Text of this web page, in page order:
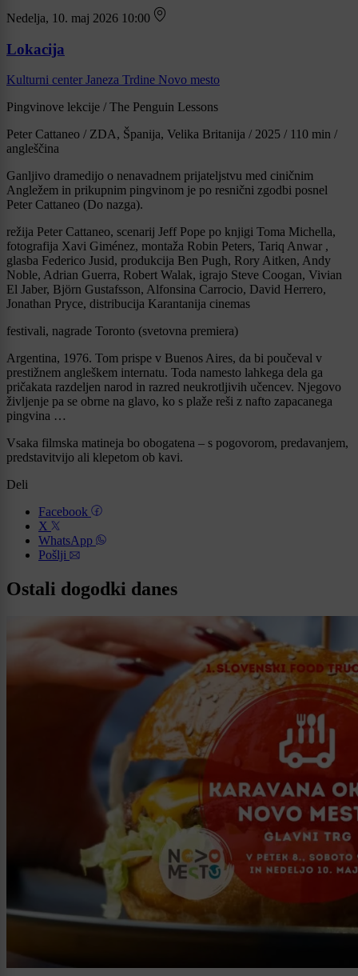
Nedelja, 10. maj 2026 10:00
Lokacija
Kulturni center Janeza Trdine Novo mesto
Pingvinove lekcije / The Penguin Lessons
Peter Cattaneo / ZDA, Španija, Velika Britanija / 2025 / 110 min /
angleščina
Ganljivo dramedijo o nenavadnem prijateljstvu med ciničnim
Angležem in prikupnim pingvinom je po resnični zgodbi posnel
Peter Cattaneo (Do nazga).
režija Peter Cattaneo, scenarij Jeff Pope po knjigi Toma Michella,
fotografija Xavi Giménez, montaža Robin Peters, Tariq Anwar ,
glasba Federico Jusid, produkcija Ben Pugh, Rory Aitken, Andy
Noble, Adrian Guerra, Robert Walak, igrajo Steve Coogan, Vivian
El Jaber, Björn Gustafsson, Alfonsina Carrocio, David Herrero,
Jonathan Pryce, distribucija Karantanija cinemas
festivali, nagrade Toronto (svetovna premiera)
Argentina, 1976. Tom prispe v Buenos Aires, da bi poučeval v
prestižnem angleškem internatu. Toda namesto lahkega dela ga
pričakata razdeljen narod in razred neukrotljivih učencev. Njegovo
življenje pa se obrne na glavo, ko s plaže reši z nafto zapacanega
pingvina …
Vsaka filmska matineja bo obogatena – s pogovorom, predavanjem,
predstavitvijo ali klepetom ob kavi.
Deli
Facebook
X
WhatsApp
Pošlji
Ostali dogodki danes